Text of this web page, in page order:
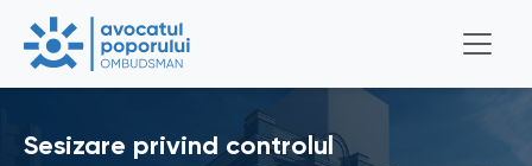
Sesizare privind controlul